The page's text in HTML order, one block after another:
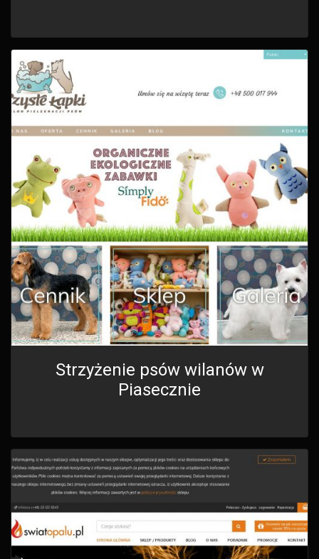
Strzyżenie psów wilanów w
Piasecznie